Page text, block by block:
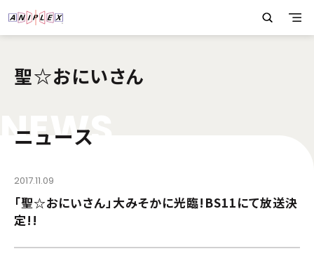
聖☆おにいさん
NEWS
ニュース
2017.11.09
「聖☆おにいさん」大みそかに光臨!BS11にて放送決
定!!